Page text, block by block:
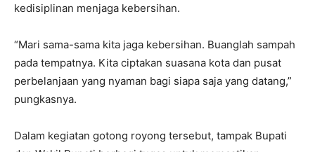
kedisiplinan menjaga kebersihan.
“Mari sama-sama kita jaga kebersihan. Buanglah sampah
pada tempatnya. Kita ciptakan suasana kota dan pusat
perbelanjaan yang nyaman bagi siapa saja yang datang,”
pungkasnya.
Dalam kegiatan gotong royong tersebut, tampak Bupati